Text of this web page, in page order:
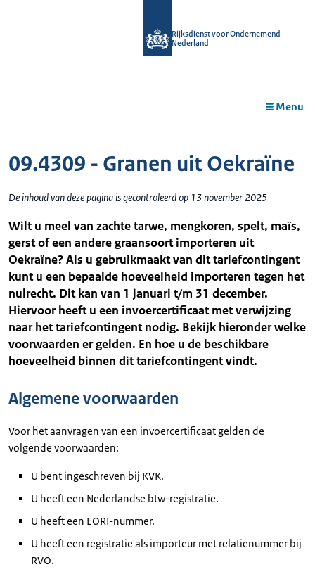
Rijksdienst voor Ondernemend
Nederland
Menu
09.4309 - Granen uit Oekraïne
De inhoud van deze pagina is gecontroleerd op 13 november 2025
Wilt u meel van zachte tarwe, mengkoren, spelt, maïs,
gerst of een andere graansoort importeren uit
Oekraïne? Als u gebruikmaakt van dit tariefcontingent
kunt u een bepaalde hoeveelheid importeren tegen het
nulrecht. Dit kan van 1 januari t/m 31 december.
Hiervoor heeft u een invoercertificaat met verwijzing
naar het tariefcontingent nodig. Bekijk hieronder welke
voorwaarden er gelden. En hoe u de beschikbare
hoeveelheid binnen dit tariefcontingent vindt.
Algemene voorwaarden
Voor het aanvragen van een invoercertificaat gelden de
volgende voorwaarden:
U bent ingeschreven bij KVK.
U heeft een Nederlandse btw-registratie.
U heeft een EORI-nummer.
U heeft een registratie als importeur met relatienummer bij
RVO.